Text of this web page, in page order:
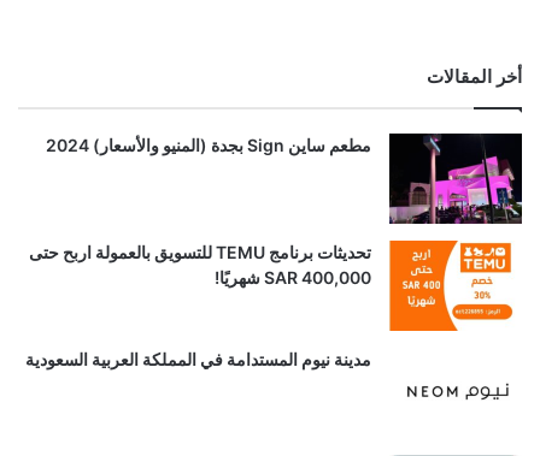
أخر المقالات
مطعم ساين Sign بجدة (المنيو والأسعار) 2024
تحديثات برنامج TEMU للتسويق بالعمولة اربح حتى
SAR 400,000 شهريًا!
مدينة نيوم المستدامة في المملكة العربية السعودية